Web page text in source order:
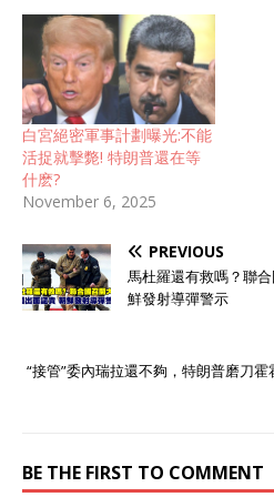
白宮絕密軍事計劃曝光:不能
活捉就擊斃! 特朗普還在等
什麽?
November 6, 2025
PREVIOUS
馬杜羅還有救嗎？聯
鮮發射導彈警示
“接管”委內瑞拉還不夠，特朗普磨刀
BE THE FIRST TO COMMENT